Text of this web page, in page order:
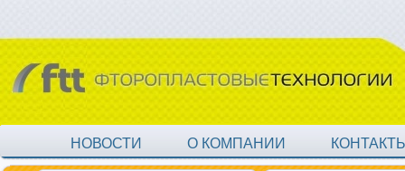
НОВОСТИ О КОМПАНИИ